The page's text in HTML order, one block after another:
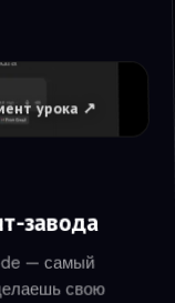
урока ↗
завода
— самый
свою